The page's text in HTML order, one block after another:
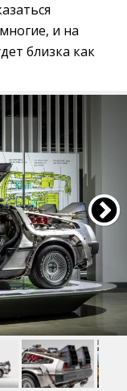
и на
близка как